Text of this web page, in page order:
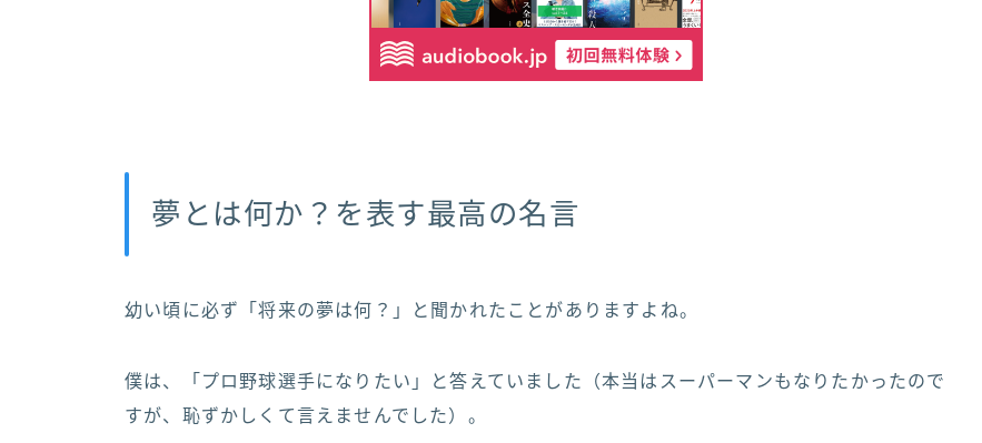
夢とは何か？を表す最高の名言
幼い頃に必ず「将来の夢は何？」と聞かれたことがありますよね。
僕は、「プロ野球選手になりたい」と答えていました（本当はスーパーマンもなりたかったので
すが、恥ずかしくて言えませんでした）。